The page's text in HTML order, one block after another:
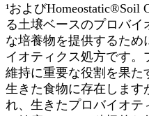
¹およびHomeostatic®Soil
る土壌ベースのプロバイ
な培養物を提供するた
イオティクス処方です
維持に重要な役割を果た
生きた食物に存在します
れ、生きたプロバイオテ